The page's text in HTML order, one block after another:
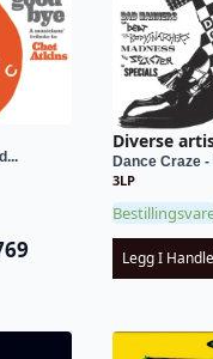
Diverse
Dance Craze -
3LP
Legg I